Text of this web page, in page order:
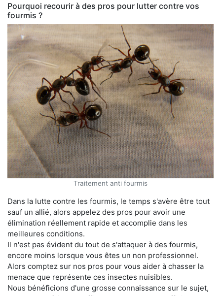
Pourquoi recourir à des pros pour lutter contre vos
fourmis ?
Traitement anti fourmis
Dans la lutte contre les fourmis, le temps s'avère être tout
sauf un allié, alors appelez des pros pour avoir une
élimination réellement rapide et accomplie dans les
meilleures conditions.
Il n'est pas évident du tout de s'attaquer à des fourmis,
encore moins lorsque vous êtes un non professionnel.
Alors comptez sur nos pros pour vous aider à chasser la
menace que représente ces insectes nuisibles.
Nous bénéficions d'une grosse connaissance sur le sujet,